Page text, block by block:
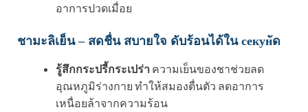
อาการปวดเมื่อย
ชามะลิเย็น – สดชื่น สบายใจ ดับร้อนได้ใน секунัด
รู้สึกกระปรี้กระเปร่า ความเย็นของชาช่วยลด
อุณหภูมิร่างกาย ทำให้สมองตื่นตัว ลดอาการ
เหนื่อยล้าจากความร้อน